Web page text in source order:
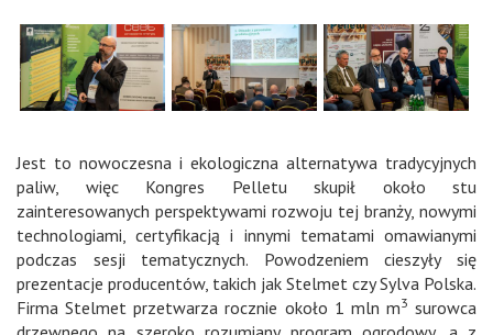
Jest to nowoczesna i ekologiczna alternatywa tradycyjnych
paliw, więc Kongres Pelletu skupił około stu
zainteresowanych perspektywami rozwoju tej branży, nowymi
technologiami, certyfikacją i innymi tematami omawianymi
podczas sesji tematycznych. Powodzeniem cieszyły się
prezentacje producentów, takich jak Stelmet czy Sylva Polska.
Firma Stelmet przetwarza rocznie około 1 mln m3 surowca